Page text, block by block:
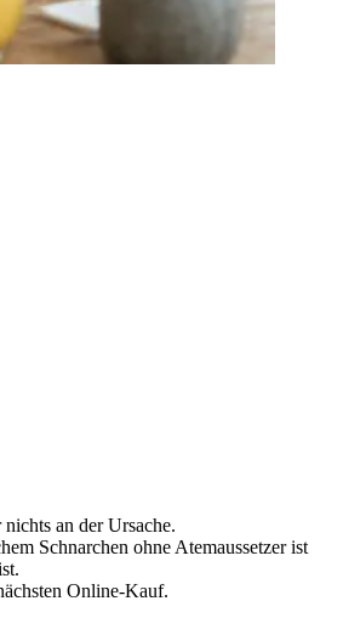
an der Ursache.
Schnarchen ohne Atemaussetzer ist
Online-Kauf.